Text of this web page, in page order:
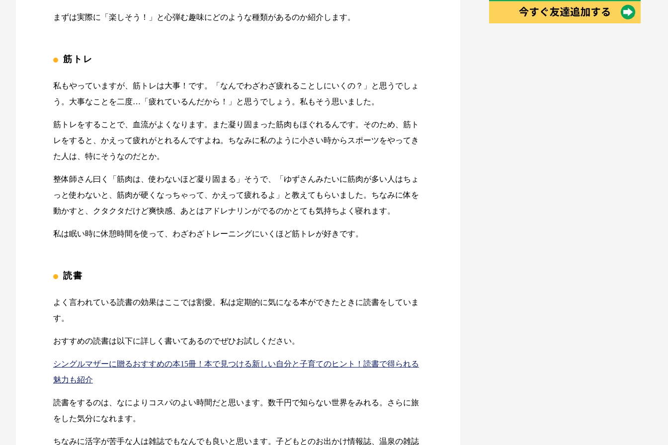
まずは実際に「楽しそう！」と心弾む趣味にどのような種類があるのか紹介します。
筋トレ
私もやっていますが、筋トレは大事！です。「なんでわざわざ疲れることしにいくの？」と思うでしょ
う。大事なことを二度…「疲れているんだから！」と思うでしょう。私もそう思いました。
筋トレをすることで、血流がよくなります。また凝り固まった筋肉もほぐれるんです。そのため、筋ト
レをすると、かえって疲れがとれるんですよね。ちなみに私のように小さい時からスポーツをやってき
た人は、特にそうなのだとか。
整体師さん曰く「筋肉は、使わないほど凝り固まる」そうで、「ゆずさんみたいに筋肉が多い人はちょ
っと使わないと、筋肉が硬くなっちゃって、かえって疲れるよ」と教えてもらいました。ちなみに体を
動かすと、クタクタだけど爽快感、あとはアドレナリンがでるのかとても気持ちよく寝れます。
私は眠い時に休憩時間を使って、わざわざトレーニングにいくほど筋トレが好きです。
読書
よく言われている読書の効果はここでは割愛。私は定期的に気になる本ができたときに読書をしていま
す。
おすすめの読書は以下に詳しく書いてあるのでぜひお試しください。
シングルマザーに贈るおすすめの本15冊！本で見つける新しい自分と子育てのヒント！読書で得られる
魅力も紹介
読書をするのは、なによりコスパのよい時間だと思います。数千円で知らない世界をみれる。さらに旅
をした気分になれます。
ちなみに活字が苦手な人は雑誌でもなんでも良いと思います。子どもとのお出かけ情報誌、温泉の雑誌